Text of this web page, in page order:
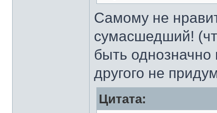
Самому не
сумасшедший!
быть
другого не
Цитата: